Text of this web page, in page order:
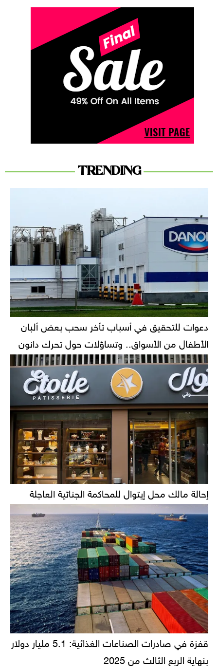
TRENDING
دعوات للتحقيق في أسباب تأخر سحب بعض ألبان
الأطفال من الأسواق.. وتساؤلات حول تحرك دانون
إحالة مالك محل إيتوال للمحاكمة الجنائية العاجلة
قفزة في صادرات الصناعات الغذائية: 5.1 مليار دولار
بنهاية الربع الثالث من 2025